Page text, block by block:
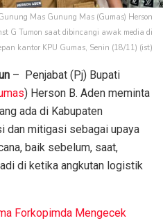
Mas Gunung Mas (Gumas) Herson
G Tumon saat dibincangi awak media di
kantor KPU Gumas, Senin (18/11) (ist)
– Penjabat (Pj) Bupati
) Herson B. Aden meminta
ada di Kabupaten
dan mitigasi sebagai upaya
baik sebelum, saat,
di ketika angkutan logistik
Forkopimda Mengecek